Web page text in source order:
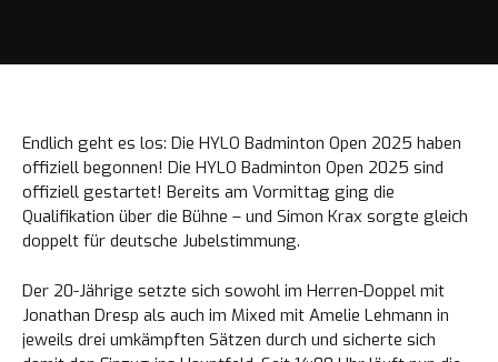
Endlich geht es los: Die HYLO Badminton Open 2025 haben
offiziell begonnen! Die HYLO Badminton Open 2025 sind
offiziell gestartet! Bereits am Vormittag ging die
Qualifikation über die Bühne – und Simon Krax sorgte gleich
doppelt für deutsche Jubelstimmung.
Der 20-Jährige setzte sich sowohl im Herren-Doppel mit
Jonathan Dresp als auch im Mixed mit Amelie Lehmann in
jeweils drei umkämpften Sätzen durch und sicherte sich